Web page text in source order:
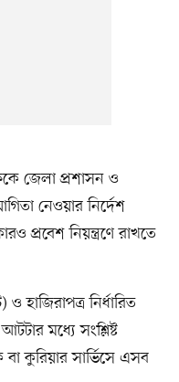
জেলা প্রশাসন ও
নেওয়ার নির্দেশ
প্রবেশ নিয়ন্ত্রণে রাখতে
হাজিরাপত্র নির্ধারিত
মধ্যে সংশ্লিষ্ট
কুরিয়ার সার্ভিসে এসব